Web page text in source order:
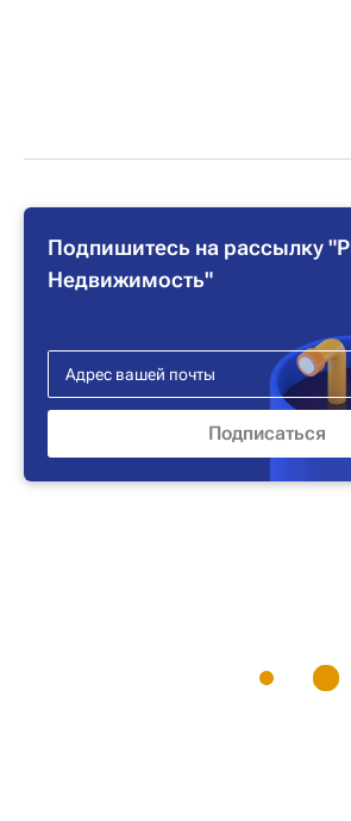
Подпишитесь на рассылку
Недвижимость"